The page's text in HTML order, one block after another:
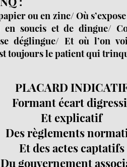
ou en zinc/ Où
soucis et de dingue/
déglingue/ Et où l’on
toujours le patient qui
PLACARD
Formant écart
Et explicatif
Des règlements
Et des actes captatifs
Du gouvernement